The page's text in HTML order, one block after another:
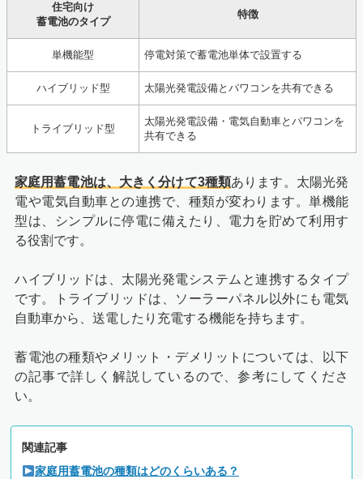
住宅向け
蓄電池のタイプ
特徴
単機能型 停電対策で蓄電池単体で設置する
ハイブリッド型 太陽光発電設備とパワコンを共有できる
トライブリッド型
太陽光発電設備・電気自動車とパワコンを
共有できる
家庭用蓄電池は、大きく分けて3種類あります。太陽光発
電や電気自動車との連携で、種類が変わります。単機能
型は、シンプルに停電に備えたり、電力を貯めて利用す
る役割です。
ハイブリッドは、太陽光発電システムと連携するタイプ
です。トライブリッドは、ソーラーパネル以外にも電気
自動車から、送電したり充電する機能を持ちます。
蓄電池の種類やメリット・デメリットについては、以下
の記事で詳しく解説しているので、参考にしてくださ
い。
関連記事
家庭用蓄電池の種類はどのくらいある？